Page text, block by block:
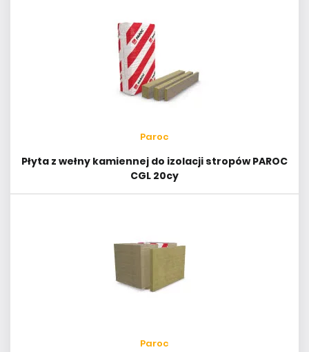
Paroc
Płyta z wełny kamiennej do izolacji stropów PAROC
CGL 20cy
Paroc